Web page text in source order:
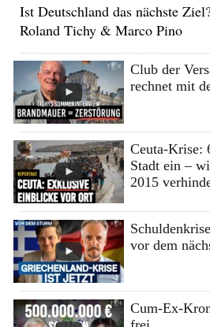
Ist Deutschland das nächste
Roland Tichy & Marco Pino
Club der
rechnet mit
Ceuta-Krise:
Stadt ein –
2015
vor dem
Cum-Ex-